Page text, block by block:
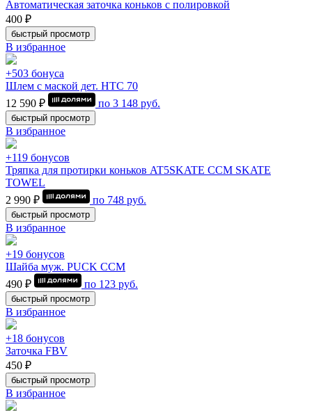
Автоматическая заточка коньков с полировкой
400 ₽
быстрый просмотр
В избранное
+503 бонуса
Шлем с маской дет. HTC 70
12 590 ₽
по 3 148 руб.
быстрый просмотр
В избранное
+119 бонусов
Тряпка для протирки коньков AT5SKATE CCM SKATE
TOWEL
2 990 ₽
по 748 руб.
быстрый просмотр
В избранное
+19 бонусов
Шайба муж. PUCK CCM
490 ₽
по 123 руб.
быстрый просмотр
В избранное
+18 бонусов
Заточка FBV
450 ₽
быстрый просмотр
В избранное